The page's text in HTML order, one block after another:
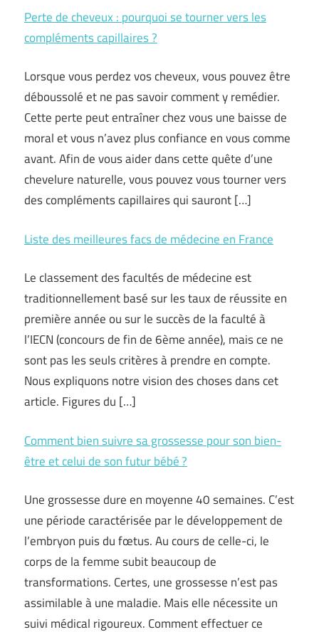
Perte de cheveux : pourquoi se tourner vers les
compléments capillaires ?
Lorsque vous perdez vos cheveux, vous pouvez être
déboussolé et ne pas savoir comment y remédier.
Cette perte peut entraîner chez vous une baisse de
moral et vous n’avez plus confiance en vous comme
avant. Afin de vous aider dans cette quête d’une
chevelure naturelle, vous pouvez vous tourner vers
des compléments capillaires qui sauront […]
Liste des meilleures facs de médecine en France
Le classement des facultés de médecine est
traditionnellement basé sur les taux de réussite en
première année ou sur le succès de la faculté à
l’IECN (concours de fin de 6ème année), mais ce ne
sont pas les seuls critères à prendre en compte.
Nous expliquons notre vision des choses dans cet
article. Figures du […]
Comment bien suivre sa grossesse pour son bien-
être et celui de son futur bébé ?
Une grossesse dure en moyenne 40 semaines. C’est
une période caractérisée par le développement de
l’embryon puis du fœtus. Au cours de celle-ci, le
corps de la femme subit beaucoup de
transformations. Certes, une grossesse n’est pas
assimilable à une maladie. Mais elle nécessite un
suivi médical rigoureux. Comment effectuer ce